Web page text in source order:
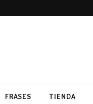
FRASES TIENDA